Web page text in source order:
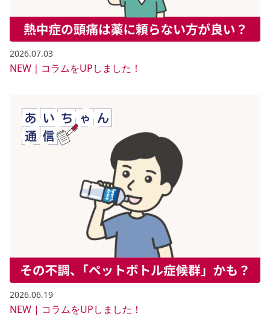
2026.07.03
NEW｜コラムをUPしました！
2026.06.19
NEW | コラムをUPしました！